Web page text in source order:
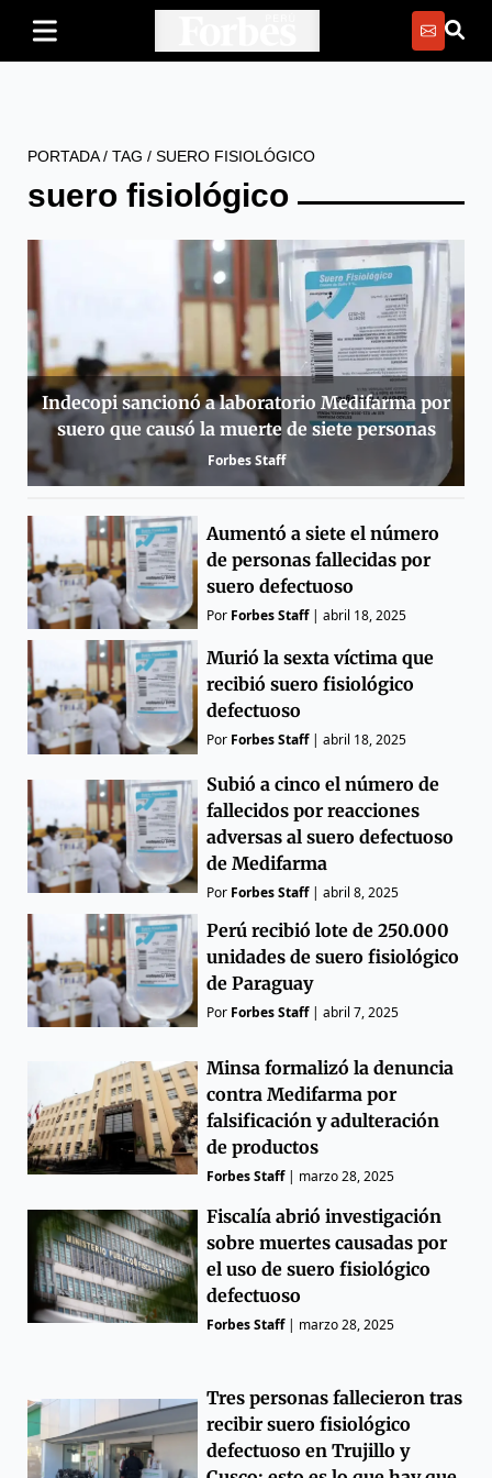
PORTADA/ TAG / SUERO FISIOLÓGICO
suero fisiológico
Indecopi sancionó a laboratorio Medifarma por
suero que causó la muerte de siete personas
Forbes Staff
Aumentó a siete el número
de personas fallecidas por
suero defectuoso
Por Forbes Staff|abril 18, 2025
Murió la sexta víctima que
recibió suero fisiológico
defectuoso
Por Forbes Staff|abril 18, 2025
Subió a cinco el número de
fallecidos por reacciones
adversas al suero defectuoso
de Medifarma
Por Forbes Staff|abril 8, 2025
Perú recibió lote de 250.000
unidades de suero fisiológico
de Paraguay
Por Forbes Staff|abril 7, 2025
Minsa formalizó la denuncia
contra Medifarma por
falsificación y adulteración
de productos
Forbes Staff| marzo 28, 2025
Fiscalía abrió investigación
sobre muertes causadas por
el uso de suero fisiológico
defectuoso
Forbes Staff| marzo 28, 2025
Tres personas fallecieron tras
recibir suero fisiológico
defectuoso en Trujillo y